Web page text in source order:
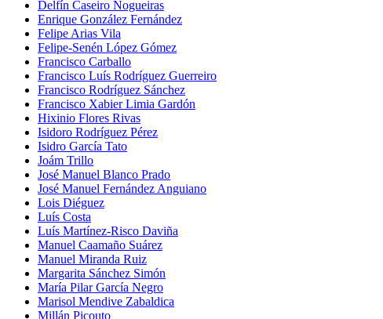
Delfín Caseiro Nogueiras
Enrique González Fernández
Felipe Arias Vila
Felipe-Senén López Gómez
Francisco Carballo
Francisco Luís Rodríguez Guerreiro
Francisco Rodríguez Sánchez
Francisco Xabier Limia Gardón
Hixinio Flores Rivas
Isidoro Rodríguez Pérez
Isidro García Tato
Joám Trillo
José Manuel Blanco Prado
José Manuel Fernández Anguiano
Lois Diéguez
Luís Costa
Luís Martínez-Risco Daviña
Manuel Caamaño Suárez
Manuel Miranda Ruiz
Margarita Sánchez Simón
María Pilar García Negro
Marisol Mendive Zabaldica
Millán Picouto